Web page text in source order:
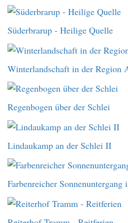
Süderbrarup - Heilige Quelle
Winterlandschaft in der Region
Regenbogen über der Schlei
Lindaukamp an der Schlei II
Farbenreicher